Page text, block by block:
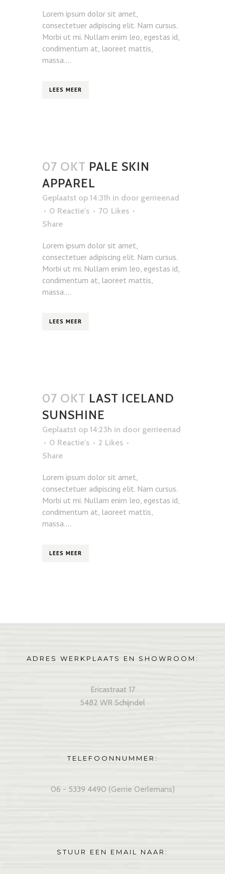
Lorem ipsum dolor sit amet,
consectetuer adipiscing elit. Nam cursus.
Morbi ut mi. Nullam enim leo, egestas id,
condimentum at, laoreet mattis,
massa....
LEES MEER
07 OKT PALE SKIN
APPAREL
Geplaatst op 14:31h in door gerrieenad
0 Reactie's
70 Likes
Share
Lorem ipsum dolor sit amet,
consectetuer adipiscing elit. Nam cursus.
Morbi ut mi. Nullam enim leo, egestas id,
condimentum at, laoreet mattis,
massa....
LEES MEER
07 OKT LAST ICELAND
SUNSHINE
Geplaatst op 14:23h in door gerrieenad
0 Reactie's
2 Likes
Share
Lorem ipsum dolor sit amet,
consectetuer adipiscing elit. Nam cursus.
Morbi ut mi. Nullam enim leo, egestas id,
condimentum at, laoreet mattis,
massa....
LEES MEER
ADRES WERKPLAATS EN SHOWROOM:
Ericastraat 17
5482 WR Schijndel
TELEFOONNUMMER:
06 - 5339 4490 (Gerrie Oerlemans)
STUUR EEN EMAIL NAAR: